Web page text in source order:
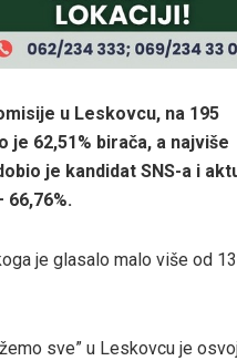
u Leskovcu, na 195
62,51% birača, a najviše
je kandidat SNS-a i
je glasalo malo više od
sve” u Leskovcu je